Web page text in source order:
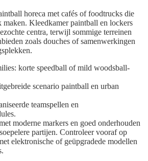
horeca met cafés of foodtrucks die
maken. Kleedkamer paintball en lockers
centra, terwijl sommige terreinen
zoals douches of samenwerkingen
korte speedball of mild woodsball-
scenario paintball en urban
teamspellen en
moderne markers en goed onderhouden
partijen. Controleer vooraf op
elektronische of geüpgradede modellen